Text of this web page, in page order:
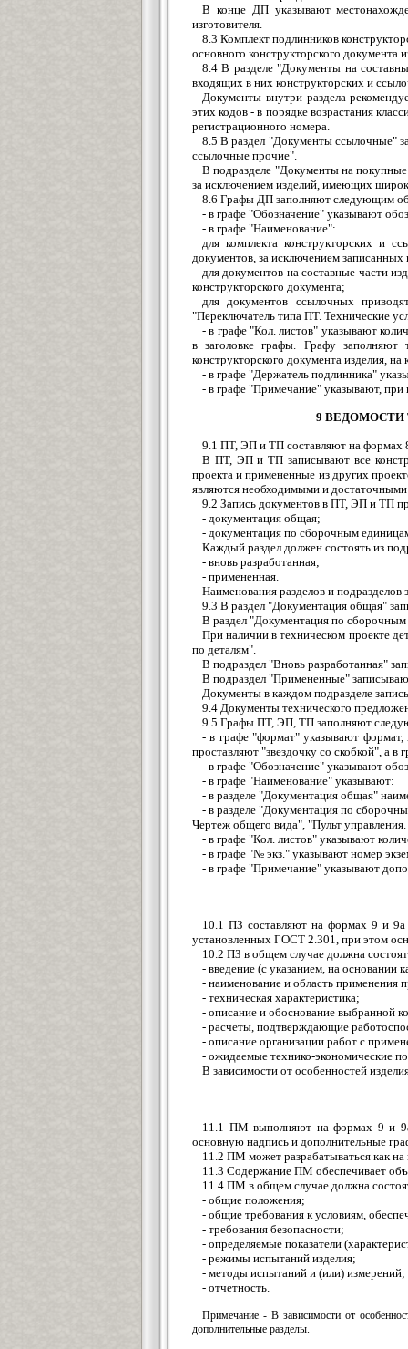
В конце ДП указывают
изготовителя.
8.3 Комплект подлинников
основного конструкторского документа
8.4 В разделе "Документы на
входящих в них конструкторских и
Документы внутри раздела
этих кодов - в порядке возрастания
регистрационного номера.
8.5 В раздел "Документы ссылочные"
ссылочные прочие".
В подразделе "Документы на
за исключением изделий, имеющих
8.6 Графы ДП заполняют следующим
- в графе "Обозначение" указывают
- в графе "Наименование":
для комплекта конструкторских и
документов, за исключением
для документов на составные части
конструкторского документа;
для документов ссылочных
"Переключатель типа ПТ. Технические
- в графе "Кол. листов" указывают
в заголовке графы. Графу заполняют
конструкторского документа изделия,
- в графе "Держатель подлинника"
- в графе "Примечание" указывают,
9 ВЕДОМОСТИ
9.1 ПТ, ЭП и ТП составляют на формах
В ПТ, ЭП и ТП записывают все
проекта и примененные из других
являются необходимыми и
9.2 Запись документов в ПТ, ЭП и ТП
- документация общая;
- документация по сборочным
Каждый раздел должен состоять из
- вновь разработанная;
- примененная.
Наименования разделов и
9.3 В раздел "Документация общая"
В раздел "Документация по
При наличии в техническом проекте
по деталям".
В подраздел "Вновь разработанная"
В подраздел "Примененные"
Документы в каждом подразделе
9.4 Документы технического
9.5 Графы ПТ, ЭП, ТП заполняют
- в графе "формат" указывают формат,
проставляют "звездочку со скобкой", а
- в графе "Обозначение" указывают
- в графе "Наименование" указывают:
- в разделе "Документация общая"
- в разделе "Документация по
Чертеж общего вида", "Пульт
- в графе "Кол. листов" указывают
- в графе "№ экз." указывают номер
- в графе "Примечание" указывают
10.1 ПЗ составляют на формах 9 и
установленных ГОСТ 2.301, при этом
10.2 ПЗ в общем случае должна
- введение (с указанием, на основании
- наименование и область применения
- техническая характеристика;
- описание и обоснование выбранной
- расчеты, подтверждающие
- описание организации работ с
- ожидаемые технико-экономические
В зависимости от особенностей
11.1 ПМ выполняют на формах 9 и
основную надпись и дополнительные
11.2 ПМ может разрабатываться как на
11.3 Содержание ПМ обеспечивает
11.4 ПМ в общем случае должна
- общие положения;
- общие требования к условиям,
- требования безопасности;
- определяемые показатели
- режимы испытаний изделия;
- методы испытаний и (или) измерений;
- отчетность.
Примечание - В зависимости от
дополнительные разделы.